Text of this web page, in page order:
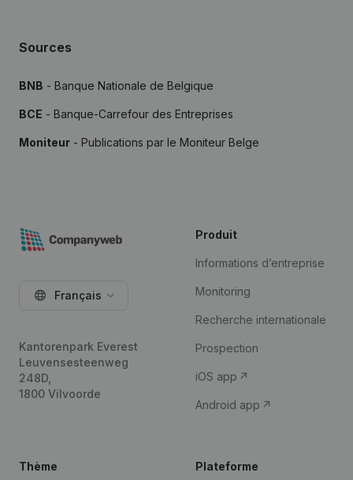
Sources
BNB - Banque Nationale de Belgique
BCE - Banque-Carrefour des Entreprises
Moniteur - Publications par le Moniteur Belge
Français
Kantorenpark Everest
Leuvensesteenweg
248D,
1800 Vilvoorde
Produit
Informations d’entreprise
Monitoring
Recherche internationale
Prospection
iOS app
Android app
Thème Plateforme